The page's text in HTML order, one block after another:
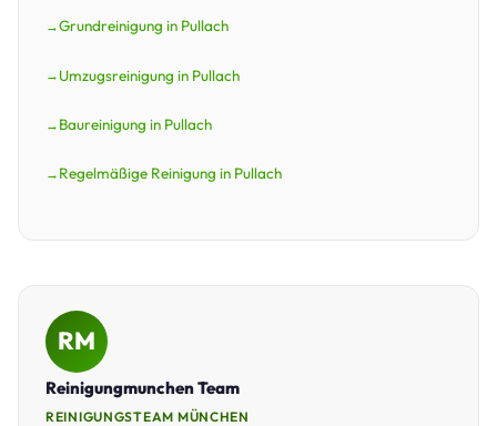
Grundreinigung in Pullach
Umzugsreinigung in Pullach
Baureinigung in Pullach
Regelmäßige Reinigung in Pullach
RM
Reinigungmunchen Team
REINIGUNGSTEAM MÜNCHEN